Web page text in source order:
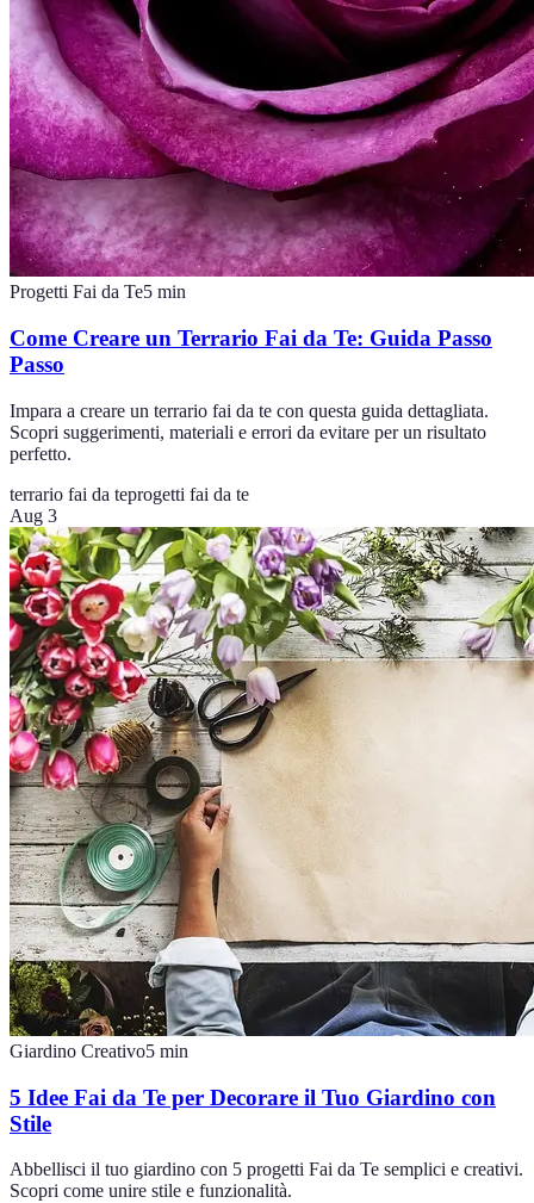
Progetti Fai da Te5 min
Come Creare un Terrario Fai da Te: Guida Passo
Passo
Impara a creare un terrario fai da te con questa guida dettagliata.
Scopri suggerimenti, materiali e errori da evitare per un risultato
perfetto.
terrario fai da teprogetti fai da te
Aug 3
Giardino Creativo5 min
5 Idee Fai da Te per Decorare il Tuo Giardino con
Stile
Abbellisci il tuo giardino con 5 progetti Fai da Te semplici e creativi.
Scopri come unire stile e funzionalità.